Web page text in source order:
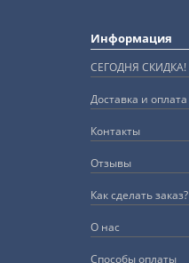
Информация
СЕГОДНЯ СКИДКА!
Доставка и оплата
Контакты
Отзывы
Как сделать заказ?
О нас
Способы оплаты